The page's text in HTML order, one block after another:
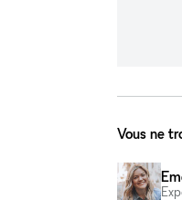
Vous ne